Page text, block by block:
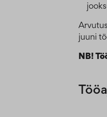
juuni
NB!